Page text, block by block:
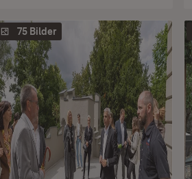
75 Bilder